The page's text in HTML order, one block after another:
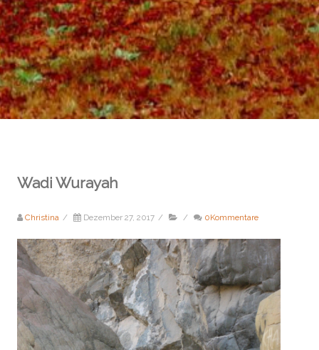
Wadi Wurayah
Christina / Dezember 27, 2017 / / 0Kommentare